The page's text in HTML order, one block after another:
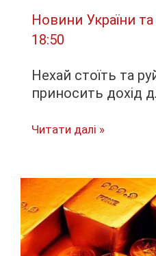
Новини України та
18:50
Нехай стоїть та
приносить дохід
Нехай
руйнується,
а
не
приносить
Читати далі »